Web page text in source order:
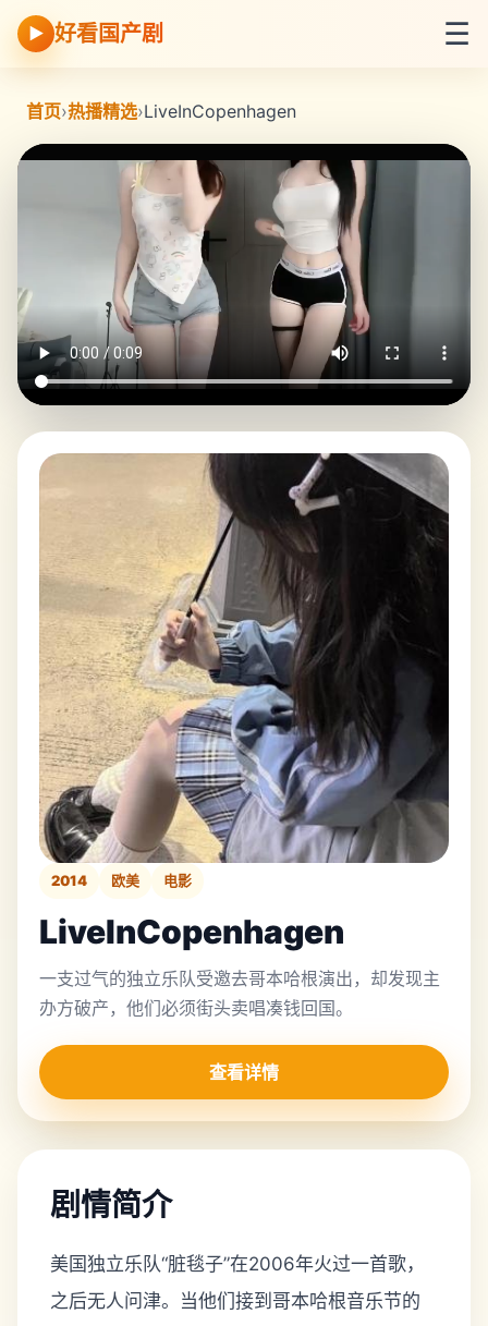
▶ 好看国产剧 ☰
首页›热播精选›LiveInCopenhagen
2014 欧美 电影
LiveInCopenhagen
一支过气的独立乐队受邀去哥本哈根演出，却发现主
办方破产，他们必须街头卖唱凑钱回国。
查看详情
剧情简介
美国独立乐队“脏毯子”在2006年火过一首歌，
之后无人问津。当他们接到哥本哈根音乐节的